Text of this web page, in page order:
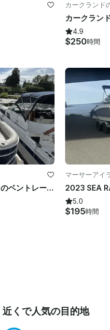
カークランド
4.9
$250時間
ワシントン湖の23フィートのベントレーポンツーンボート
マーサーアイ
5.0
$195時間
近くで人気の目的地